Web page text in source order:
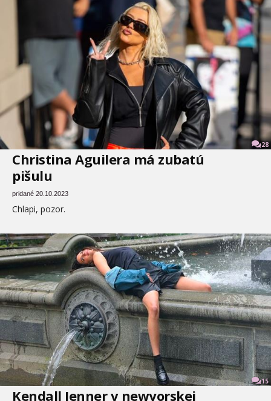
28
Christina Aguilera má zubatú
pišulu
pridané 20.10.2023
Chlapi, pozor.
15
Kendall Jenner v newyorskej